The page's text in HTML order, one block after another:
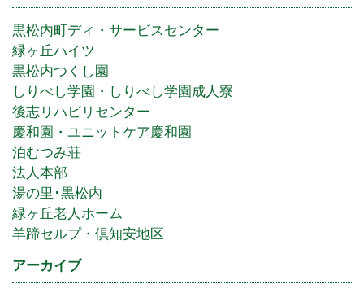
黒松内町ディ・サービスセンター
緑ヶ丘ハイツ
黒松内つくし園
しりべし学園・しりべし学園成人寮
後志リハビリセンター
慶和園・ユニットケア慶和園
泊むつみ荘
法人本部
湯の里･黒松内
緑ヶ丘老人ホーム
羊蹄セルプ・倶知安地区
アーカイブ